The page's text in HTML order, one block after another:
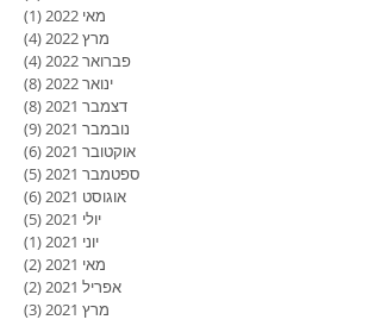
מאי 2022
(1)
מרץ 2022
(4)
פברואר 2022
(4)
ינואר 2022
(8)
דצמבר 2021
(8)
נובמבר 2021
(9)
אוקטובר 2021
(6)
ספטמבר 2021
(5)
אוגוסט 2021
(6)
יולי 2021
(5)
יוני 2021
(1)
מאי 2021
(2)
אפריל 2021
(2)
מרץ 2021
(3)